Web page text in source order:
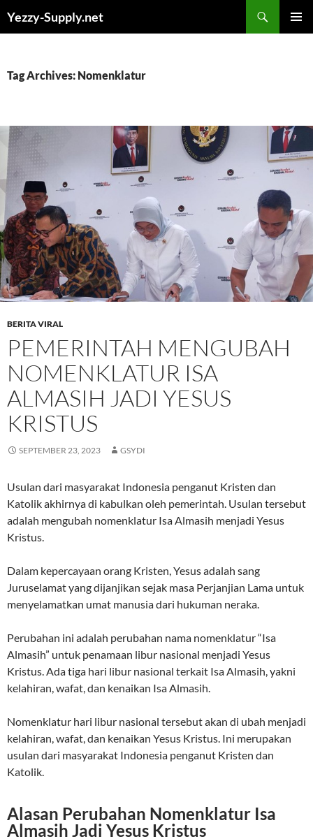
Yezzy-Supply.net
Tag Archives: Nomenklatur
BERITA VIRAL
PEMERINTAH MENGUBAH
NOMENKLATUR ISA
ALMASIH JADI YESUS
KRISTUS
SEPTEMBER 23, 2023 GSYDI
Usulan dari masyarakat Indonesia penganut Kristen dan
Katolik akhirnya di kabulkan oleh pemerintah. Usulan tersebut
adalah mengubah nomenklatur Isa Almasih menjadi Yesus
Kristus.
Dalam kepercayaan orang Kristen, Yesus adalah sang
Juruselamat yang dijanjikan sejak masa Perjanjian Lama untuk
menyelamatkan umat manusia dari hukuman neraka.
Perubahan ini adalah perubahan nama nomenklatur “Isa
Almasih” untuk penamaan libur nasional menjadi Yesus
Kristus. Ada tiga hari libur nasional terkait Isa Almasih, yakni
kelahiran, wafat, dan kenaikan Isa Almasih.
Nomenklatur hari libur nasional tersebut akan di ubah menjadi
kelahiran, wafat, dan kenaikan Yesus Kristus. Ini merupakan
usulan dari masyarakat Indonesia penganut Kristen dan
Katolik.
Alasan Perubahan Nomenklatur Isa
Almasih Jadi Yesus Kristus